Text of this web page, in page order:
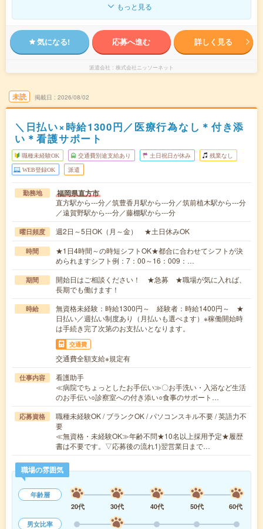
もっと見る
気になる! 応募へ進む 詳しく見る
派遣会社 株式会社ニッソーネット
未読 掲載日 2026/08/02
＼日払い×時給1300円／医療行為なし＊付き添
い＊看護サポート
職種未経験OK 交通費別途支給あり 土日祝日が休み 残業なし
WEB登録OK 派遣
勤務地 福岡県直方市
直方駅から---分／筑豊香月駅から---分／筑前植木駅から---分
／遠賀野駅から---分／藤棚駅から---分
曜日頻度 週2日～5日OK（月～金） ★土日休みOK
時間
★1日4時間～の時短シフトOK★都合に合わせてシフトが決
められますシフト例：7：00～16：009：…
期間
開始日はご相談ください！ ★急募 ★職場が気に入れば、
長期でも働けます！
時給
無資格未経験：時給1300円～ 経験者：時給1400円～ ★
日払い／週払い制度あり（月払いも選べます）※稼働開始時
は手続き完了次第のお支払いとなります。
交通費
交通費全額支給※規定有
仕事内容
看護助手
≪病院でちょっとしたお手伝い≫〇お手洗い・入浴など生活
のお手伝い○診察室への付き添い○食事のサポート…
応募資格
職種未経験OK / ブランクOK / パソコンスキル不要 / 英語力不
要
≪無資格・未経験OK≫年齢不問★10名以上採用予定★履歴
書は不要です。▽応募後の流れ1)翌営業日まで…
職場の雰囲気
年齢層
20代
30代 40代 50代
60代
男女比率